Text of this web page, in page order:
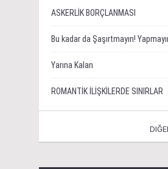
ASKERLİK BORÇLANMASI
Bu kadar da Şaşırtmayın!
Yarına Kalan
ROMANTİK İLİŞKİLERDE SINIRLAR